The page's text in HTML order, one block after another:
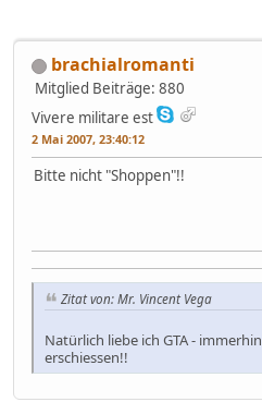
brachialromanti
Mitglied Beiträge: 880
Vivere militare est
2 Mai 2007, 23:40:12
Bitte nicht "Shoppen"!!
Zitat von: Mr. Vincent Vega
Natürlich liebe ich GTA -
erschiessen!!